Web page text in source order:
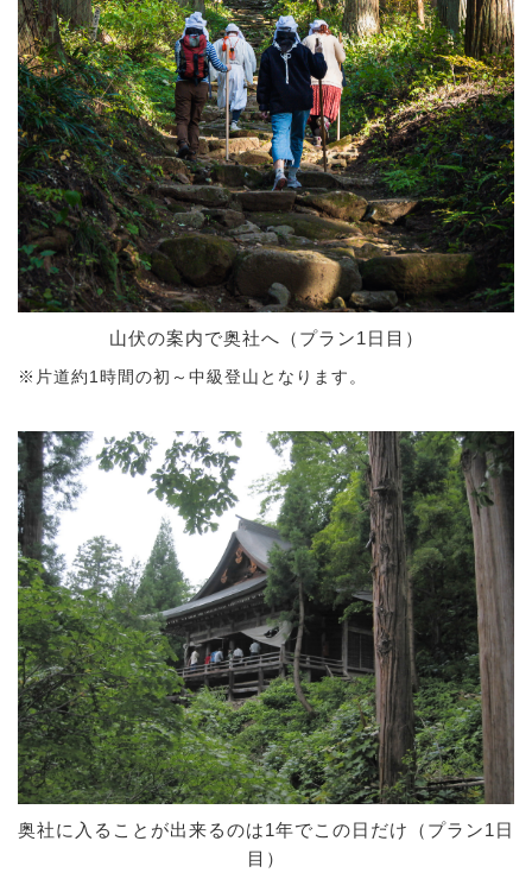
山伏の案内で奥社へ（プラン1日目）
※片道約1時間の初～中級登山となります。
奥社に入ることが出来るのは1年でこの日だけ（プラン1日
目）